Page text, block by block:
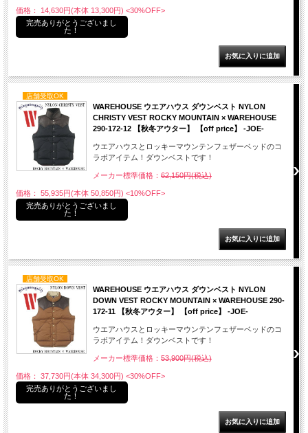
価格： 14,630円(本体 13,300円) <30%OFF>
完売ありがとうございまし
た！
店舗受取OK
WAREHOUSE ウエアハウス ダウンベスト NYLON
CHRISTY VEST ROCKY MOUNTAIN × WAREHOUSE
290-172-12 【秋冬アウター】 【off price】 -JOE-
ウエアハウスとロッキーマウンテンフェザーベッドのコ
ラボアイテム！ダウンベストです！
メーカー標準価格： 62,150円(税込)
価格： 55,935円(本体 50,850円) <10%OFF>
完売ありがとうございまし
た！
店舗受取OK
WAREHOUSE ウエアハウス ダウンベスト NYLON
DOWN VEST ROCKY MOUNTAIN × WAREHOUSE 290-
172-11 【秋冬アウター】 【off price】 -JOE-
ウエアハウスとロッキーマウンテンフェザーベッドのコ
ラボアイテム！ダウンベストです！
メーカー標準価格： 53,900円(税込)
価格： 37,730円(本体 34,300円) <30%OFF>
完売ありがとうございまし
た！